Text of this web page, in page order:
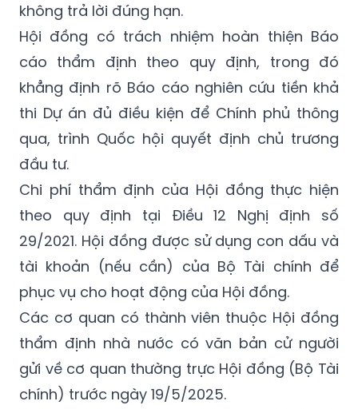
không trả lời đúng hạn.
Hội đồng có trách nhiệm hoàn thiện Báo
cáo thẩm định theo quy định, trong đó
khẳng định rõ Báo cáo nghiên cứu tiền khả
thi Dự án đủ điều kiện để Chính phủ thông
qua, trình Quốc hội quyết định chủ trương
đầu tư.
Chi phí thẩm định của Hội đồng thực hiện
theo quy định tại Điều 12 Nghị định số
29/2021. Hội đồng được sử dụng con dấu và
tài khoản (nếu cần) của Bộ Tài chính để
phục vụ cho hoạt động của Hội đồng.
Các cơ quan có thành viên thuộc Hội đồng
thẩm định nhà nước có văn bản cử người
gửi về cơ quan thường trực Hội đồng (Bộ Tài
chính) trước ngày 19/5/2025.